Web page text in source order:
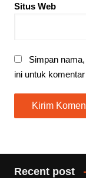
Situs Web
Simpan
ini untuk
Recent post